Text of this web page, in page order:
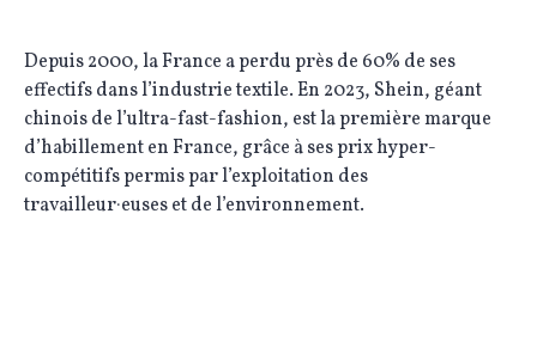
Depuis 2000, la France a perdu près de 60% de ses
effectifs dans l’industrie textile. En 2023, Shein, géant
chinois de l’ultra-fast-fashion, est la première marque
d’habillement en France, grâce à ses prix hyper-
compétitifs permis par l’exploitation des
travailleur·euses et de l’environnement.